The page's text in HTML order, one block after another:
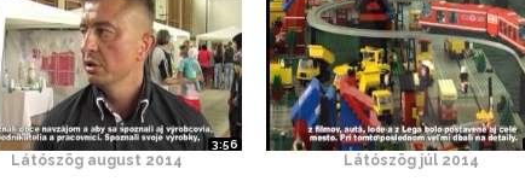
3:56
Látószög august 2014 Látószög júl 2014